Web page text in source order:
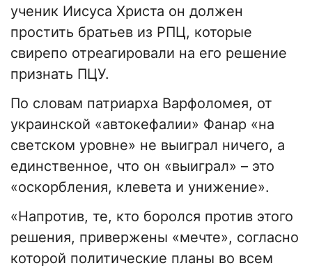
ученик Иисуса Христа он должен
простить братьев из РПЦ, которые
свирепо отреагировали на его решение
признать ПЦУ.
По словам патриарха Варфоломея, от
украинской «автокефалии» Фанар «на
светском уровне» не выиграл ничего, а
единственное, что он «выиграл» – это
«оскорбления, клевета и унижение».
«Напротив, те, кто боролся против этого
решения, привержены «мечте», согласно
которой политические планы во всем